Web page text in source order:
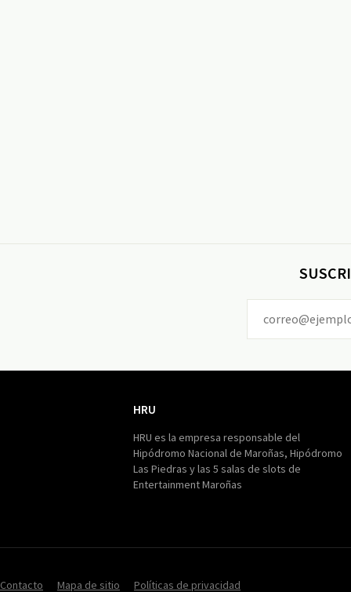
HRU
HRU es la empresa responsable del
Hipódromo Nacional de Maroñas, Hipódromo
Las Piedras y las 5 salas de slots de
Entertainment Maroñas
Contacto Mapa de sitio Políticas de privacidad